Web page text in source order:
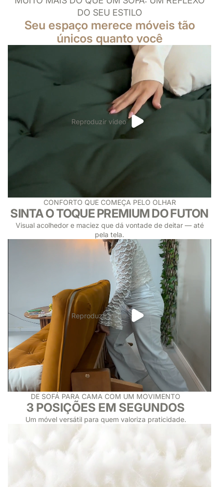
conforto
que abraça
sua casa.
DO SEU ESTILO
Seu espaço merece móveis tão
únicos quanto você
Reproduzir vídeo
CONFORTO QUE COMEÇA PELO OLHAR
SINTA O TOQUE PREMIUM DO FUTON
Visual acolhedor e maciez que dá vontade de deitar — até
pela tela.
Reproduzir vídeo
DE SOFÁ PARA CAMA COM UM MOVIMENTO
3 POSIÇÕES EM SEGUNDOS
Um móvel versátil para quem valoriza praticidade.